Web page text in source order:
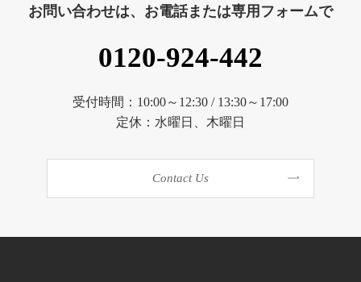
お問い合わせは、お電話または専用フォームで
0120-924-442
受付時間：10:00～12:30 / 13:30～17:00
定休：水曜日、木曜日
Contact Us